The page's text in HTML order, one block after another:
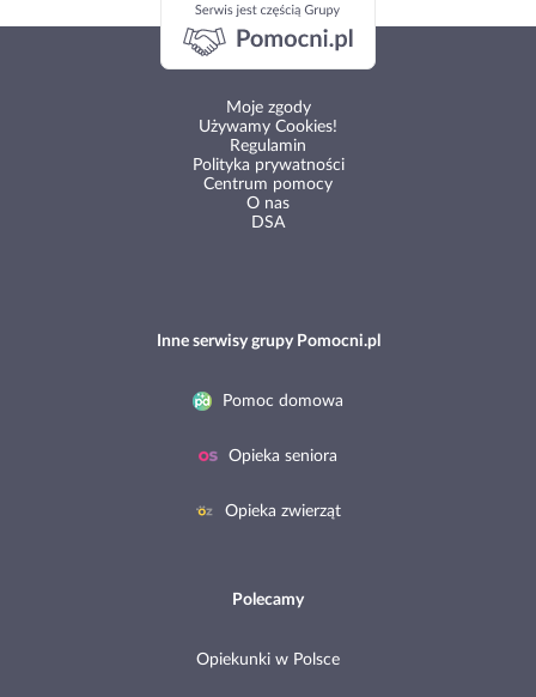
Moje zgody
Używamy Cookies!
Regulamin
Polityka prywatności
Centrum pomocy
O nas
DSA
Inne serwisy grupy Pomocni.pl
Pomoc domowa
Opieka seniora
Opieka zwierząt
Polecamy
Opiekunki w Polsce